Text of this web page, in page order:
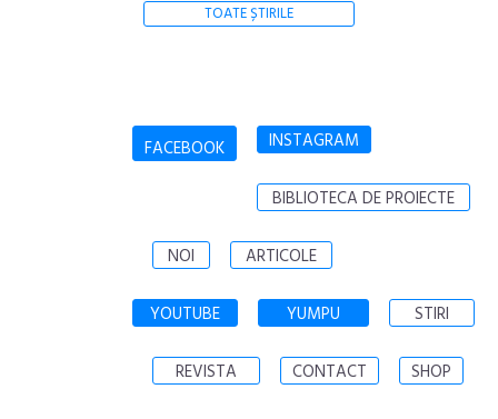
TOATE ȘTIRILE
FACEBOOK INSTAGRAM
BIBLIOTECA DE PROIECTE
NOI ARTICOLE
YOUTUBE YUMPU STIRI
REVISTA CONTACT SHOP